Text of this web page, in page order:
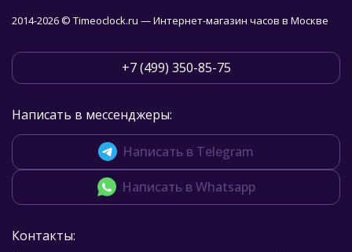
2014-2026 © Timeoclock.ru — Интернет-магазин часов в Москве
+7 (499) 350-85-75
Написать в мессенджеры:
Написать в Telegram
Написать в Whatsapp
Контакты: